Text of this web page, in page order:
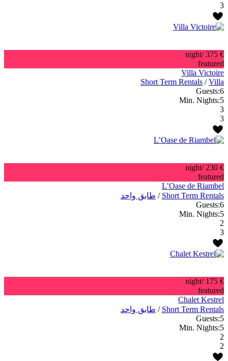
3
€ 375
/night
featured
Villa Victoire
Short Term Rentals /Villa
Guests:6
Min. Nights:5
3
3
€ 230
/night
featured
L’Oase de Riambel
Short Term Rentals
/ طابق واحد
Guests:6
Min. Nights:5
2
3
€ 175
/night
featured
Chalet Kestrel
Short Term Rentals
/ طابق واحد
Guests:5
Min. Nights:5
2
2